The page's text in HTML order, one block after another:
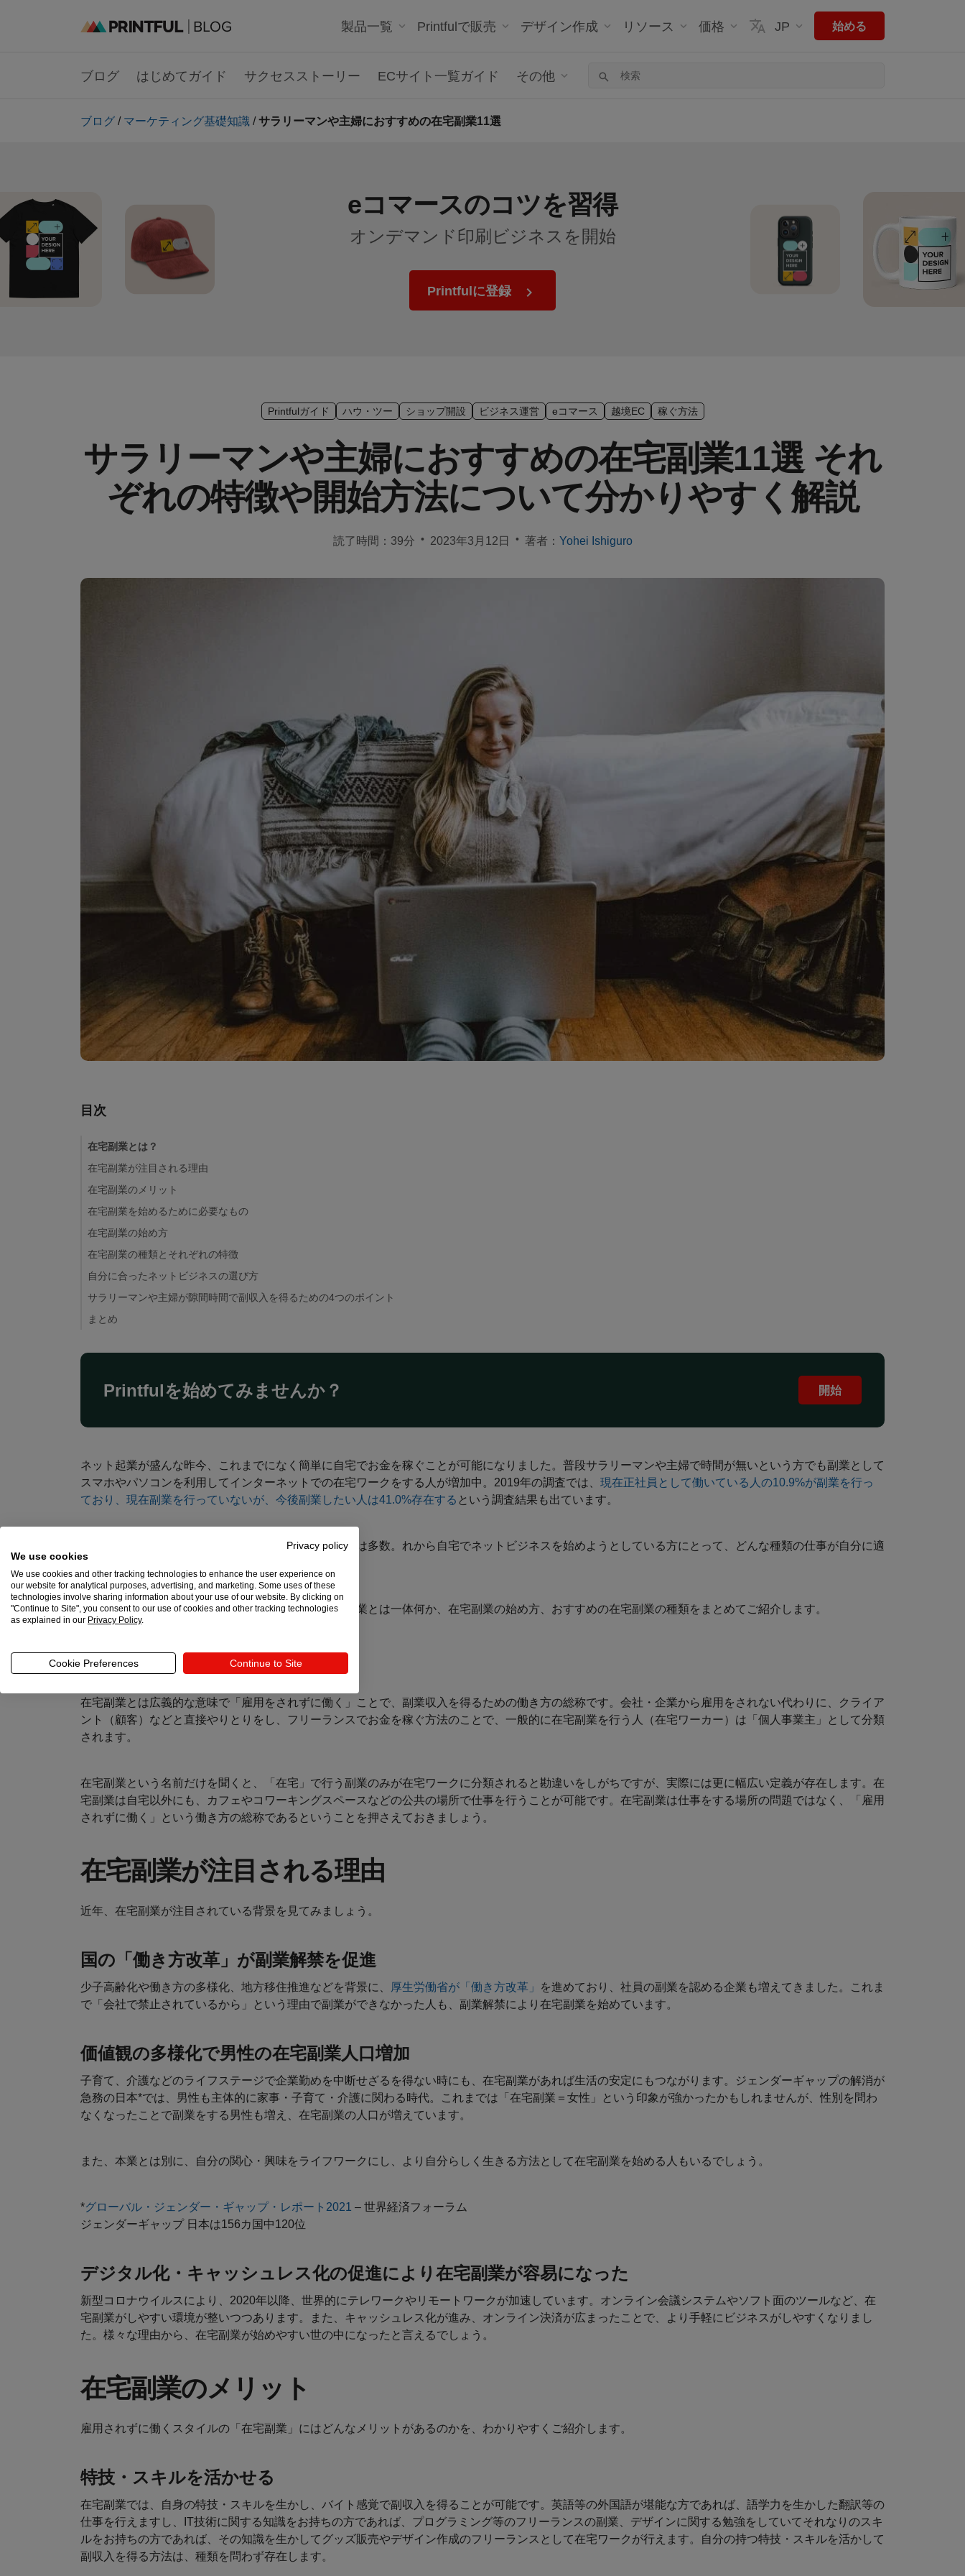
製品一覧 Printfulで販売 デザイン作成 リソース 価格 JP 始める
ブログ はじめてガイド サクセスストーリー ECサイト一覧ガイド その他
ブログ/マーケティング基礎知識 /サラリーマンや主婦におすすめの在宅副業11選
eコマースのコツを習得
オンデマンド印刷ビジネスを開始
Printfulに登録
Printfulガイド ハウ・ツー ショップ開設 ビジネス運営 eコマース 越境EC 稼ぐ方法
サラリーマンや主婦におすすめの在宅副業11選 それ
ぞれの特徴や開始方法について分かりやすく解説
読了時間：39分 • 2023年3月12日 • 著者： Yohei Ishiguro
目次
在宅副業とは？
在宅副業が注目される理由
在宅副業のメリット
在宅副業を始めるために必要なもの
在宅副業の始め方
在宅副業の種類とそれぞれの特徴
自分に合ったネットビジネスの選び方
サラリーマンや主婦が隙間時間で副収入を得るための4つのポイント
まとめ
Printfulを始めてみませんか？ 開始
ネット起業が盛んな昨今、これまでになく簡単に自宅でお金を稼ぐことが可能になりました。普段サラリーマンや主婦で時間が無いという方でも副業として
スマホやパソコンを利用してインターネットでの在宅ワークをする人が増加中。2019年の調査では、 現在正社員として働いている人の10.9%が副業を行っ
ており、現在副業を行っていないが、今後副業したい人は41.0%存在する という調査結果も出ています。
ただ、在宅副業と言ってもネットで出来る副業の種類は多数。れから自宅でネットビジネスを始めようとしている方にとって、どんな種類の仕事が自分に適
しているのかを見極めることは難しいものです。
そんな初心者でも簡単なお小遣い稼ぎの方法、在宅副業とは一体何か、在宅副業の始め方、おすすめの在宅副業の種類をまとめてご紹介します。
在宅副業とは？
在宅副業とは広義的な意味で「雇用をされずに働く」ことで、副業収入を得るための働き方の総称です。会社・企業から雇用をされない代わりに、クライア
ント（顧客）などと直接やりとりをし、フリーランスでお金を稼ぐ方法のことで、一般的に在宅副業を行う人（在宅ワーカー）は「個人事業主」として分類
されます。
在宅副業という名前だけを聞くと、「在宅」で行う副業のみが在宅ワークに分類されると勘違いをしがちですが、実際には更に幅広い定義が存在します。在
宅副業は自宅以外にも、カフェやコワーキングスペースなどの公共の場所で仕事を行うことが可能です。在宅副業は仕事をする場所の問題ではなく、「雇用
されずに働く」という働き方の総称であるということを押さえておきましょう。
在宅副業が注目される理由
近年、在宅副業が注目されている背景を見てみましょう。
国の「働き方改革」が副業解禁を促進
少子高齢化や働き方の多様化、地方移住推進などを背景に、 厚生労働省が「働き方改革」 を進めており、社員の副業を認める企業も増えてきました。これま
で「会社で禁止されているから」という理由で副業ができなかった人も、副業解禁により在宅副業を始めています。
価値観の多様化で男性の在宅副業人口増加
子育て、介護などのライフステージで企業勤めを中断せざるを得ない時にも、在宅副業があれば生活の安定にもつながります。ジェンダーギャップの解消が
急務の日本*では、男性も主体的に家事・子育て・介護に関わる時代。これまでは「在宅副業＝女性」という印象が強かったかもしれませんが、性別を問わ
なくなったことで副業をする男性も増え、在宅副業の人口が増えています。
また、本業とは別に、自分の関心・興味をライフワークにし、より自分らしく生きる方法として在宅副業を始める人もいるでしょう。
*グローバル・ジェンダー・ギャップ・レポート2021 – 世界経済フォーラム
ジェンダーギャップ 日本は156カ国中120位
デジタル化・キャッシュレス化の促進により在宅副業が容易になった
新型コロナウイルスにより、2020年以降、世界的にテレワークやリモートワークが加速しています。オンライン会議システムやソフト面のツールなど、在
宅副業がしやすい環境が整いつつあります。また、キャッシュレス化が進み、オンライン決済が広まったことで、より手軽にビジネスがしやすくなりまし
た。様々な理由から、在宅副業が始めやすい世の中になったと言えるでしょう。
在宅副業のメリット
雇用されずに働くスタイルの「在宅副業」にはどんなメリットがあるのかを、わかりやすくご紹介します。
特技・スキルを活かせる
在宅副業では、自身の特技・スキルを生かし、バイト感覚で副収入を得ることが可能です。英語等の外国語が堪能な方であれば、語学力を生かした翻訳等の
仕事を行えますし、IT技術に関する知識をお持ちの方であれば、プログラミング等のフリーランスの副業、デザインに関する勉強をしていてそれなりのスキ
ルをお持ちの方であれば、その知識を生かしてグッズ販売やデザイン作成のフリーランスとして在宅ワークが行えます。自分の持つ特技・スキルを活かして
副収入を得る方法は、種類を問わず存在します。
Privacy policy
We use cookies
We use cookies and other tracking technologies to enhance the user experience on
our website for analytical purposes, advertising, and marketing. Some uses of these
technologies involve sharing information about your use of our website. By clicking on
"Continue to Site", you consent to our use of cookies and other tracking technologies
as explained in our Privacy Policy.
Cookie Preferences Continue to Site